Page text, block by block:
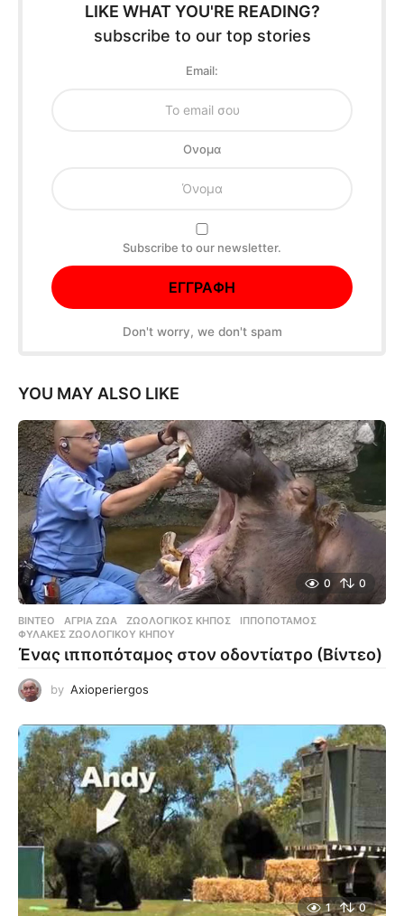
LIKE WHAT YOU'RE READING?
subscribe to our top stories
Email:
Oνομα
Subscribe to our newsletter.
Don't worry, we don't spam
YOU MAY ALSO LIKE
0 0
ΒΊΝΤΕΟ ΆΓΡΙΑ ΖΏΑ ,ΖΩΟΛΟΓΙΚΌΣ ΚΉΠΟΣ ,ΙΠΠΟΠΌΤΑΜΟΣ
ΦΎΛΑΚΕΣ ΖΩΟΛΟΓΙΚΟΎ ΚΉΠΟΥ
Ένας ιπποπόταμος στον οδοντίατρο (Βίντεο)
by Axioperiergos
1 0